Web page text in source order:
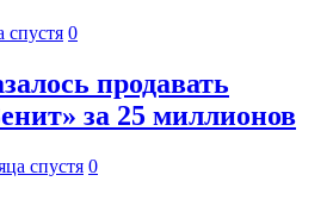
спустя 0
продавать
за 25 миллионов
спустя 0